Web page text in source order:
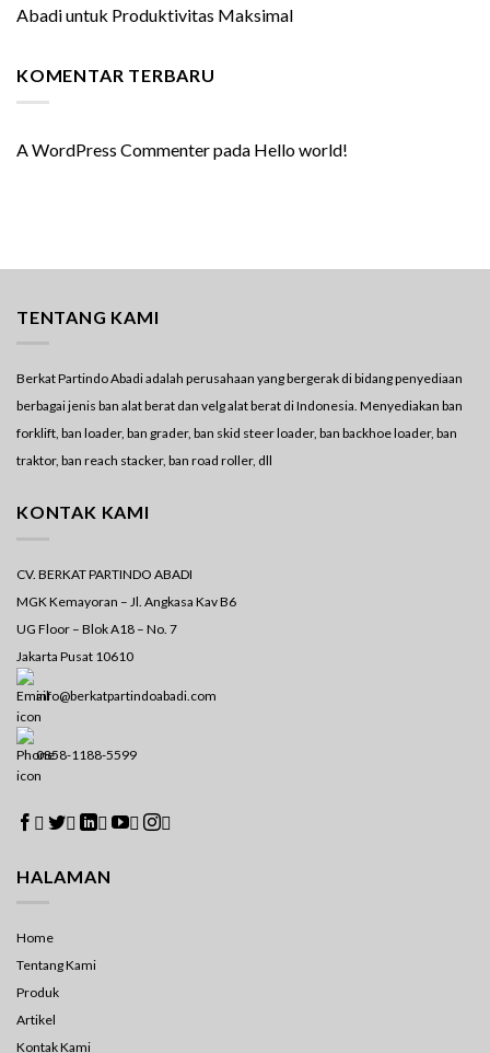
Abadi untuk Produktivitas Maksimal
KOMENTAR TERBARU
A WordPress Commenterpada Hello world!
TENTANG KAMI
Berkat Partindo Abadi adalah perusahaan yang bergerak di bidang penyediaan
berbagai jenis ban alat berat dan velg alat berat di Indonesia. Menyediakan ban
forklift, ban loader, ban grader, ban skid steer loader, ban backhoe loader, ban
traktor, ban reach stacker, ban road roller, dll
KONTAK KAMI
CV. BERKAT PARTINDO ABADI
MGK Kemayoran – Jl. Angkasa Kav B6
UG Floor – Blok A18 – No. 7
Jakarta Pusat 10610
info@berkatpartindoabadi.com
0858-1188-5599
    
HALAMAN
Home
Tentang Kami
Produk
Artikel
Kontak Kami